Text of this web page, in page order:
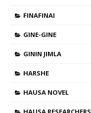
FINAFINAI
GINE-GINE
GININ JIMLA
HARSHE
HAUSA NOVEL